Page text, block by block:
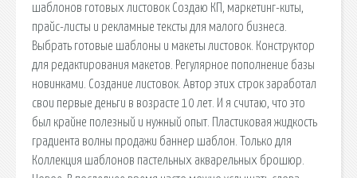
шаблонов готовых листовок Создаю КП, маркетинг-киты,
прайс-листы и рекламные тексты для малого бизнеса.
Выбрать готовые шаблоны и макеты листовок. Конструктор
для редактирования макетов. Регулярное пополнение базы
новинками. Создание листовок. Автор этих строк заработал
свои первые деньги в возрасте 10 лет. И я считаю, что это
был крайне полезный и нужный опыт. Пластиковая жидкость
градиента волны продажи баннер шаблон. Только для
Коллекция шаблонов пастельных акварельных брошюр.